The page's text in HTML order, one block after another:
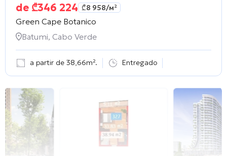
de ₾346 224 ₾8 958/м²
Green Cape Botanico
Batumi, Cabo Verde
a partir de 38,66m². Entregado